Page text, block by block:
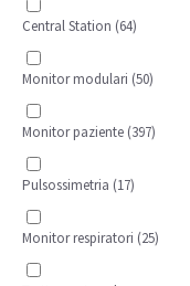
Central Station (64)
Monitor modulari (50)
Monitor paziente (397)
Pulsossimetria (17)
Monitor respiratori (25)